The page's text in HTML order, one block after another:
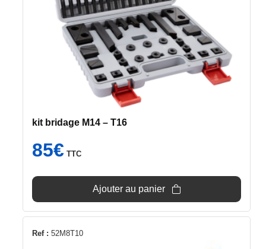
kit bridage M14 – T16
85€ TTC
Ajouter au panier
Ref : 52M8T10